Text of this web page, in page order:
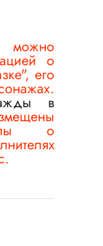
о
его
в
о